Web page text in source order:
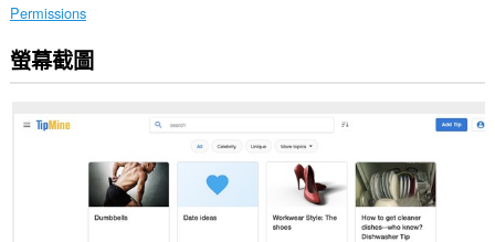
Permissions
This
permission
installed
螢幕截圖